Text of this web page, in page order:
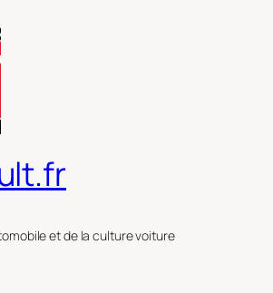
et de la culture voiture